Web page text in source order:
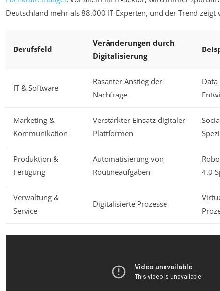
Deutschland mehr als 88.000 IT-Experten, und der Trend zeigt
Berufsfeld
Veränderungen durch
Digitalisierung
IT & Software
Rasanter Anstieg der
Nachfrage
Data
Marketing &
Kommunikation
Verstärkter Einsatz digitaler
Plattformen
Produktion &
Fertigung
Automatisierung von
Routineaufgaben
4.0
Verwaltung &
Service
Digitalisierte Prozesse